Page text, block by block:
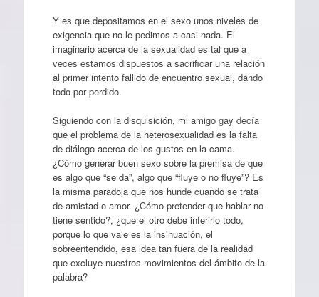
Y es que depositamos en el sexo unos niveles de
exigencia que no le pedimos a casi nada. El
imaginario acerca de la sexualidad es tal que a
veces estamos dispuestos a sacrificar una relación
al primer intento fallido de encuentro sexual, dando
todo por perdido.
Siguiendo con la disquisición, mi amigo gay decía
que el problema de la heterosexualidad es la falta
de diálogo acerca de los gustos en la cama.
¿Cómo generar buen sexo sobre la premisa de que
es algo que “se da”, algo que “fluye o no fluye”? Es
la misma paradoja que nos hunde cuando se trata
de amistad o amor. ¿Cómo pretender que hablar no
tiene sentido?, ¿que el otro debe inferirlo todo,
porque lo que vale es la insinuación, el
sobreentendido, esa idea tan fuera de la realidad
que excluye nuestros movimientos del ámbito de la
palabra?